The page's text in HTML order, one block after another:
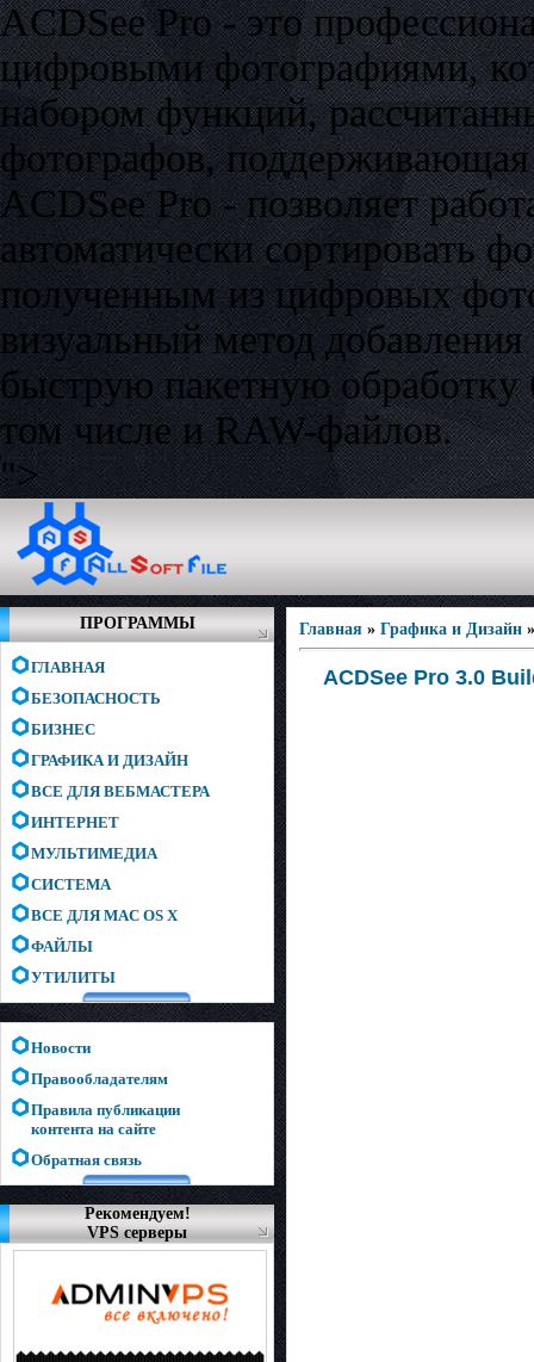
ACDSee Pro - это
цифровыми фотографиями,
набором функций,
фотографов,
ACDSee Pro - позволяет
автоматически сортировать
полученным из цифровых
визуальный метод
быструю пакетную обработку
том числе и RAW-файлов.
">
ПРОГРАММЫ
ГЛАВНАЯ
БЕЗОПАСНОСТЬ
БИЗНЕС
ГРАФИКА И ДИЗАЙН
ВСЕ ДЛЯ ВЕБМАСТЕРА
ИНТЕРНЕТ
МУЛЬТИМЕДИА
СИСТЕМА
ВСЕ ДЛЯ MAC OS X
ФАЙЛЫ
УТИЛИТЫ
Новости
Правообладателям
Правила публикации
контента на сайте
Обратная связь
Рекомендуем!
VPS серверы
Главная » Графика и Дизайн
ACDSee Pro 3.0